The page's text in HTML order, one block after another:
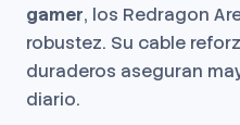
gamer, los Redragon
robustez. Su cable
duraderos aseguran
diario.